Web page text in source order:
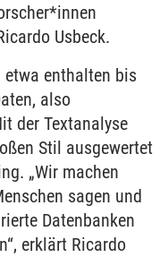
Usbeck.
etwa enthalten bis
also
der Textanalyse
Stil ausgewertet
„Wir machen
sagen und
Datenbanken
erklärt Ricardo